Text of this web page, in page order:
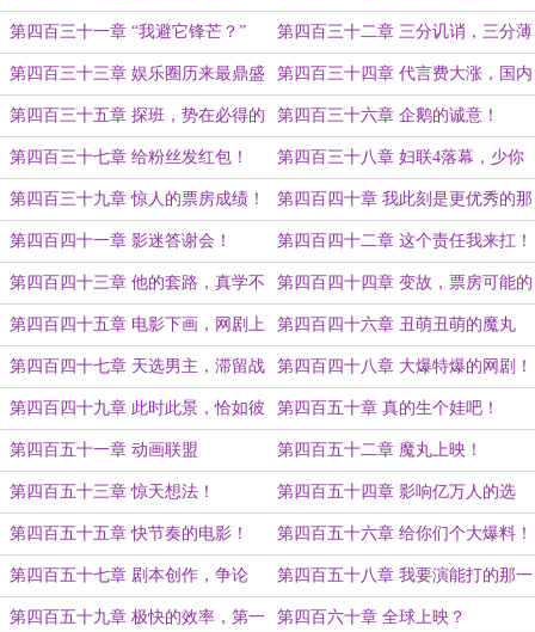
妃，背后的男人！
第四百三十一章 “我避它锋芒？” 第四百三十二章 三分讥诮，三分薄
凉
第四百三十三章 娱乐圈历来最鼎盛
的一年！
第四百三十四章 代言费大涨，国内
第一人？
第四百三十五章 探班，势在必得的
决心！
第四百三十六章 企鹅的诚意！
第四百三十七章 给粉丝发红包！ 第四百三十八章 妇联4落幕，少你
上映！
第四百三十九章 惊人的票房成绩！ 第四百四十章 我此刻是更优秀的那
一个！
第四百四十一章 影迷答谢会！ 第四百四十二章 这个责任我来扛！
第四百四十三章 他的套路，真学不
来！
第四百四十四章 变故，票房可能的
新高！
第四百四十五章 电影下画，网剧上
线！（元宵节快乐！）
第四百四十六章 丑萌丑萌的魔丸
第四百四十七章 天选男主，滞留战
区的女主
第四百四十八章 大爆特爆的网剧！
第四百四十九章 此时此景，恰如彼
时彼景，杀青！
第四百五十章 真的生个娃吧！
第四百五十一章 动画联盟 第四百五十二章 魔丸上映！
第四百五十三章 惊天想法！ 第四百五十四章 影响亿万人的选
择！
第四百五十五章 快节奏的电影！ 第四百五十六章 给你们个大爆料！
第四百五十七章 剧本创作，争论 第四百五十八章 我要演能打的那一
个！
第四百五十九章 极快的效率，第一 第四百六十章 全球上映？